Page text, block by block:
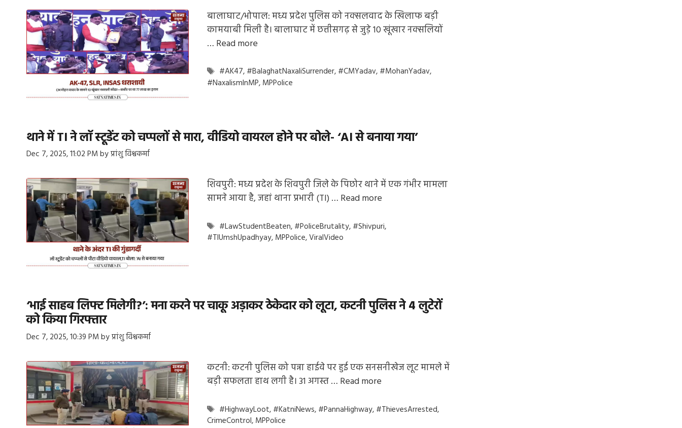
बालाघाट/भोपाल: मध्य प्रदेश पुलिस को नक्सलवाद के खिलाफ बड़ी
कामयाबी मिली है। बालाघाट में छत्तीसगढ़ से जुड़े 10 खूंखार नक्सलियों
… Read more
Tags
#AK47, #BalaghatNaxaliSurrender, #CMYadav, #MohanYadav,
#NaxalismInMP, MPPolice
थाने में TI ने लॉ स्टूडेंट को चप्पलों से मारा, वीडियो वायरल होने पर बोले- ‘AI से बनाया गया’
Dec 7, 2025, 11:02 PM byप्रांशु विश्वकर्मा
शिवपुरी: मध्य प्रदेश के शिवपुरी जिले के पिछोर थाने में एक गंभीर मामला
सामने आया है, जहां थाना प्रभारी (TI) … Read more
Tags
#LawStudentBeaten, #PoliceBrutality, #Shivpuri,
#TIUmshUpadhyay, MPPolice,ViralVideo
‘भाई साहब लिफ्ट मिलेगी?’: मना करने पर चाकू अड़ाकर ठेकेदार को लूटा, कटनी पुलिस ने 4 लुटेरों
को किया गिरफ्तार
Dec 7, 2025, 10:39 PM byप्रांशु विश्वकर्मा
कटनी: कटनी पुलिस को पन्ना हाईवे पर हुई एक सनसनीखेज लूट मामले में
बड़ी सफलता हाथ लगी है। 31 अगस्त … Read more
Tags
#HighwayLoot, #KatniNews, #PannaHighway, #ThievesArrested,
CrimeControl, MPPolice